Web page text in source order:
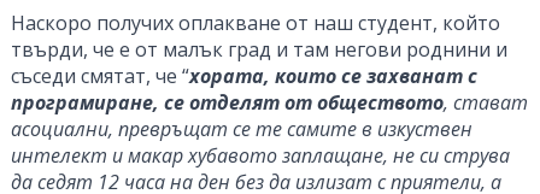
Наскоро получих оплакване от наш студент, който
твърди, че е от малък град и там негови роднини и
съседи смятат, че “хората, които се захванат с
програмиране, се отделят от обществото, стават
асоциални, превръщат се те самите в изкуствен
интелект и макар хубавото заплащане, не си струва
да седят 12 часа на ден без да излизат с приятели, а